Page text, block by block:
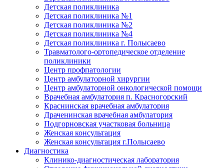
Детская поликлиника
Детская поликлиника №1
Детская поликлиника №2
Детская поликлиника №4
Детская поликлиника г. Полысаево
Травматолого-ортопедическое отделение
поликлиники
Центр профпатологии
Центр амбулаторной хирургии
Центр амбулаторной онкологической помощи
Врачебная амбулатория п. Красногорский
Краснинская врачебная амбулатория
Драченинская врачебная амбулатория
Подгорновская участковая больница
Женская консультация
Женская консультация г.Полысаево
Диагностика
Клинико-диагностическая лаборатория